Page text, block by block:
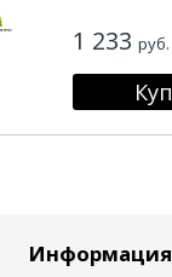
1 233 руб.
Информация